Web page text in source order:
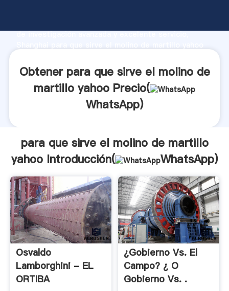
de investigación avanzada y excelente servicio,
clientes.
Obtener para que sirve el molino de
martillo yahoo Precio(
WhatsApp)
para que sirve el molino de martillo
yahoo Introducción(
WhatsApp)
Osvaldo
Lamborghini - EL
ORTIBA
¿Gobierno Vs. El
Campo? ¿ O
Gobierno Vs. .